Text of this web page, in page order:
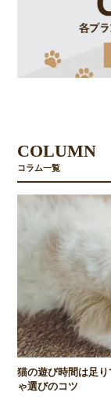
COLUMN
コラム一覧
猫の遊び時間は足
ゃ選びのコツ